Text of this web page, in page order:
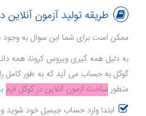
طریقه تولید آزمون
ممکن است برای شما این سوال به وجود
به دلیل همه گیری ویروس کرونا، همه
گوگل به حساب می آید که به طور کامل
منظورساخت آزمون آنلاین در گوگل فرم
ابتدا وارد حساب جیمیل خود